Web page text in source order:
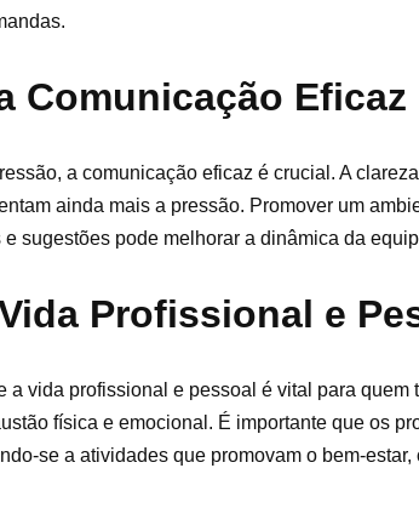
Comunicação Eficaz
a comunicação eficaz é crucial. A
ainda mais a pressão. Promover um
sugestões pode melhorar a dinâmica da
Profissional e
a vida profissional e pessoal é vital para
física e emocional. É importante que os
se a atividades que promovam o bem-